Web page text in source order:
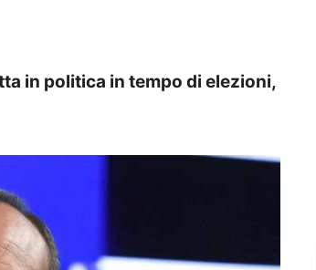
in politica in tempo di elezioni,